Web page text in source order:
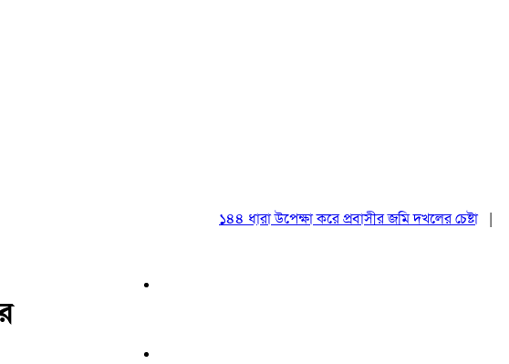
১৪৪ ধারা উপেক্ষা করে প্রবাসীর জমি দখলের চেষ্টা|২০